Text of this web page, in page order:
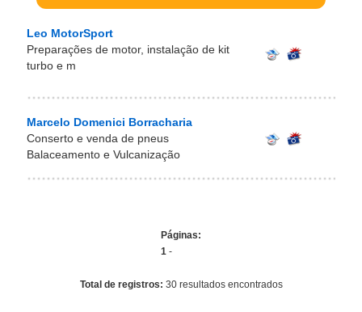
Leo MotorSport
Preparações de motor, instalação de kit
turbo e m
Marcelo Domenici Borracharia
Conserto e venda de pneus
Balaceamento e Vulcanização
Páginas:
1 -
Total de registros: 30 resultados encontrados